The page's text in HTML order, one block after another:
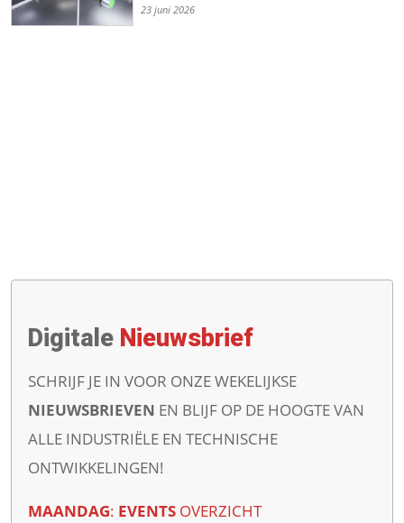
23 juni 2026
Digitale Nieuwsbrief
SCHRIJF JE IN VOOR ONZE WEKELIJKSE
NIEUWSBRIEVEN EN BLIJF OP DE HOOGTE VAN
ALLE INDUSTRIËLE EN TECHNISCHE
ONTWIKKELINGEN!
MAANDAG: EVENTS OVERZICHT